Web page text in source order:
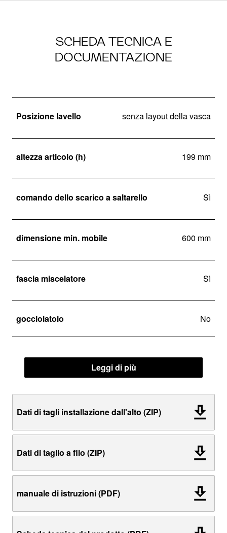
SCHEDA TECNICA E
DOCUMENTAZIONE
Posizione lavello senza layout della vasca
altezza articolo (h) 199 mm
comando dello scarico a saltarello Sì
dimensione min. mobile 600 mm
fascia miscelatore Sì
gocciolatoio No
Leggi di più
Dati di tagli installazione dall'alto (ZIP)
Dati di taglio a filo (ZIP)
manuale di istruzioni (PDF)